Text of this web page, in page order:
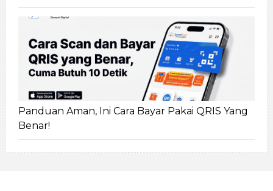
Panduan Aman, Ini Cara Bayar Pakai QRIS Yang
Benar!